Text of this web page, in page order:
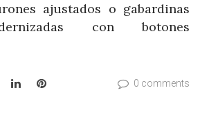
ajustados o gabardinas
con botones
LinkedInPinterest 0 comments